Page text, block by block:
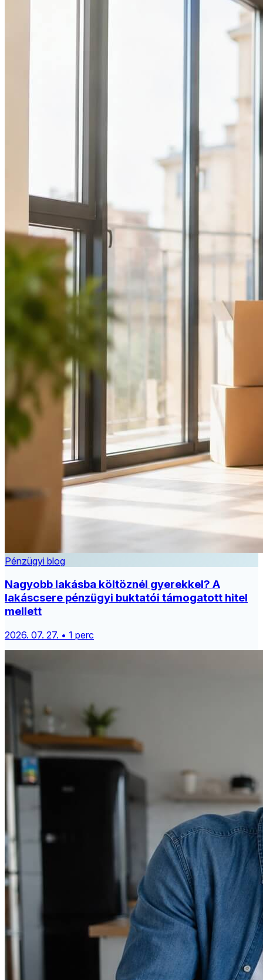
Pénzügyi blog
Nagyobb lakásba költöznél gyerekkel? A
lakáscsere pénzügyi buktatói támogatott hitel
mellett
2026. 07. 27. • 1 perc